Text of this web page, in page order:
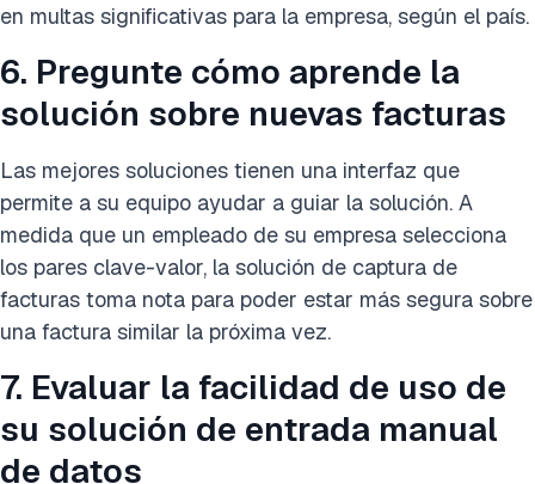
en multas significativas para la empresa, según el país.
6. Pregunte cómo aprende la
solución sobre nuevas facturas
Las mejores soluciones tienen una interfaz que
permite a su equipo ayudar a guiar la solución. A
medida que un empleado de su empresa selecciona
los pares clave-valor, la solución de captura de
facturas toma nota para poder estar más segura sobre
una factura similar la próxima vez.
7. Evaluar la facilidad de uso de
su solución de entrada manual
de datos